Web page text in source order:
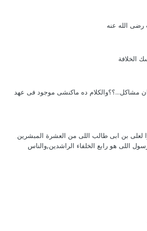
الله عنه
الخلافة
مشاكل...؟؟والكلام ده ماكنشى موجود فى عهد
لعلى بن ابى طالب اللى من العشرة المبشرين
اللى هو رابع الخلفاء الراشدين,والناس